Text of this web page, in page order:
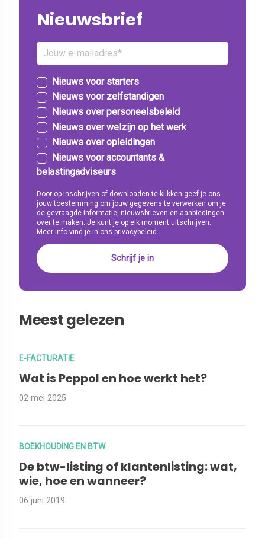
Nieuwsbrief
Nieuws voor starters
Nieuws voor zelfstandigen
Nieuws over personeelsbeleid
Nieuws over welzijn op het werk
Nieuws over opleidingen
Nieuws voor accountants &
belastingadviseurs
Door op inschrijven of downloaden te klikken geef je ons
jouw toestemming om jouw gegevens te verwerken om je
de gevraagde informatie, nieuwsbrieven en aanbiedingen
over te maken. Je kunt je op elk moment uitschrijven.
Meer info vind je in ons privacybeleid.
Meest gelezen
E-FACTURATIE
Wat is Peppol en hoe werkt het?
02 mei 2025
BOEKHOUDING EN BTW
De btw-listing of klantenlisting: wat,
wie, hoe en wanneer?
06 juni 2019